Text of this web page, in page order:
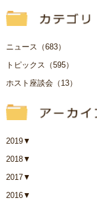
ニュース（683）
トピックス（595）
ホスト座談会（13）
2019▼
2018▼
2017▼
2016▼